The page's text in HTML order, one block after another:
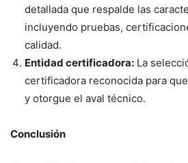
detallada que respalde las
incluyendo pruebas,
calidad.
Entidad certificadora: La
certificadora reconocida para
y otorgue el aval técnico.
Conclusión